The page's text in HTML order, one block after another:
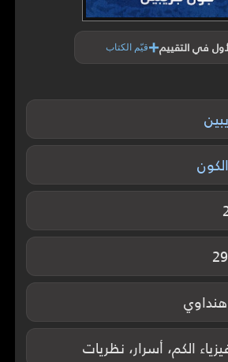
في التقييم+قيّم الكتاب
الكم، أسرار، نظريات